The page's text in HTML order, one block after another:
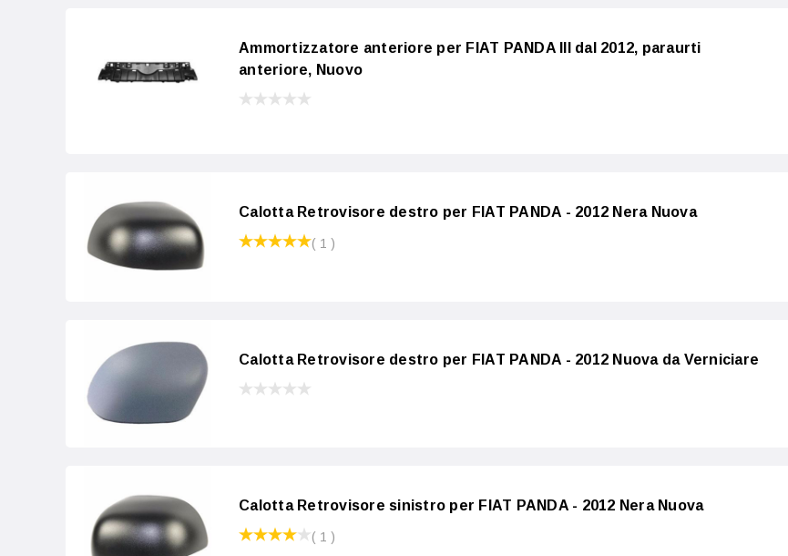
Ammortizzatore anteriore per FIAT PANDA III dal 2012, paraurti
anteriore, Nuovo
Calotta Retrovisore destro per FIAT PANDA - 2012 Nera Nuova
( 1 )
Calotta Retrovisore destro per FIAT PANDA - 2012 Nuova da Verniciare
Calotta Retrovisore sinistro per FIAT PANDA - 2012 Nera Nuova
( 1 )